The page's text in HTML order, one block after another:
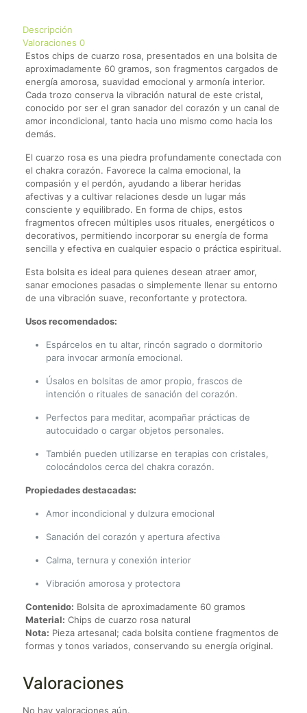
Descripción
Valoraciones 0
Estos chips de cuarzo rosa, presentados en una bolsita de
aproximadamente 60 gramos, son fragmentos cargados de
energía amorosa, suavidad emocional y armonía interior.
Cada trozo conserva la vibración natural de este cristal,
conocido por ser el gran sanador del corazón y un canal de
amor incondicional, tanto hacia uno mismo como hacia los
demás.
El cuarzo rosa es una piedra profundamente conectada con
el chakra corazón. Favorece la calma emocional, la
compasión y el perdón, ayudando a liberar heridas
afectivas y a cultivar relaciones desde un lugar más
consciente y equilibrado. En forma de chips, estos
fragmentos ofrecen múltiples usos rituales, energéticos o
decorativos, permitiendo incorporar su energía de forma
sencilla y efectiva en cualquier espacio o práctica espiritual.
Esta bolsita es ideal para quienes desean atraer amor,
sanar emociones pasadas o simplemente llenar su entorno
de una vibración suave, reconfortante y protectora.
Usos recomendados:
Espárcelos en tu altar, rincón sagrado o dormitorio
para invocar armonía emocional.
Úsalos en bolsitas de amor propio, frascos de
intención o rituales de sanación del corazón.
Perfectos para meditar, acompañar prácticas de
autocuidado o cargar objetos personales.
También pueden utilizarse en terapias con cristales,
colocándolos cerca del chakra corazón.
Propiedades destacadas:
Amor incondicional y dulzura emocional
Sanación del corazón y apertura afectiva
Calma, ternura y conexión interior
Vibración amorosa y protectora
Contenido: Bolsita de aproximadamente 60 gramos
Material: Chips de cuarzo rosa natural
Nota: Pieza artesanal; cada bolsita contiene fragmentos de
formas y tonos variados, conservando su energía original.
Valoraciones
No hay valoraciones aún.